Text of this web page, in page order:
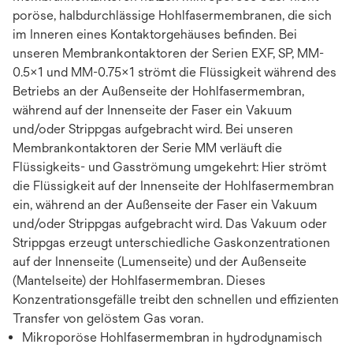
poröse, halbdurchlässige Hohlfasermembranen, die sich
im Inneren eines Kontaktorgehäuses befinden. Bei
unseren Membrankontaktoren der Serien EXF, SP, MM-
0.5x1 und MM-0.75x1 strömt die Flüssigkeit während des
Betriebs an der Außenseite der Hohlfasermembran,
während auf der Innenseite der Faser ein Vakuum
und/oder Strippgas aufgebracht wird. Bei unseren
Membrankontaktoren der Serie MM verläuft die
Flüssigkeits- und Gasströmung umgekehrt: Hier strömt
die Flüssigkeit auf der Innenseite der Hohlfasermembran
ein, während an der Außenseite der Faser ein Vakuum
und/oder Strippgas aufgebracht wird. Das Vakuum oder
Strippgas erzeugt unterschiedliche Gaskonzentrationen
auf der Innenseite (Lumenseite) und der Außenseite
(Mantelseite) der Hohlfasermembran. Dieses
Konzentrationsgefälle treibt den schnellen und effizienten
Transfer von gelöstem Gas voran.
Mikroporöse Hohlfasermembran in hydrodynamisch